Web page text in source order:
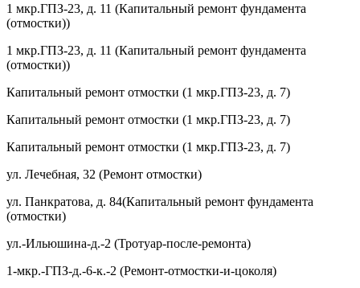
1 мкр.ГПЗ-23, д. 11 (Капитальный ремонт фундамента
(отмостки))
1 мкр.ГПЗ-23, д. 11 (Капитальный ремонт фундамента
(отмостки))
Капитальный ремонт отмостки (1 мкр.ГПЗ-23, д. 7)
Капитальный ремонт отмостки (1 мкр.ГПЗ-23, д. 7)
Капитальный ремонт отмостки (1 мкр.ГПЗ-23, д. 7)
ул. Лечебная, 32 (Ремонт отмостки)
ул. Панкратова, д. 84(Капитальный ремонт фундамента
(отмостки)
ул.-Ильюшина-д.-2 (Тротуар-после-ремонта)
1-мкр.-ГПЗ-д.-6-к.-2 (Ремонт-отмостки-и-цоколя)